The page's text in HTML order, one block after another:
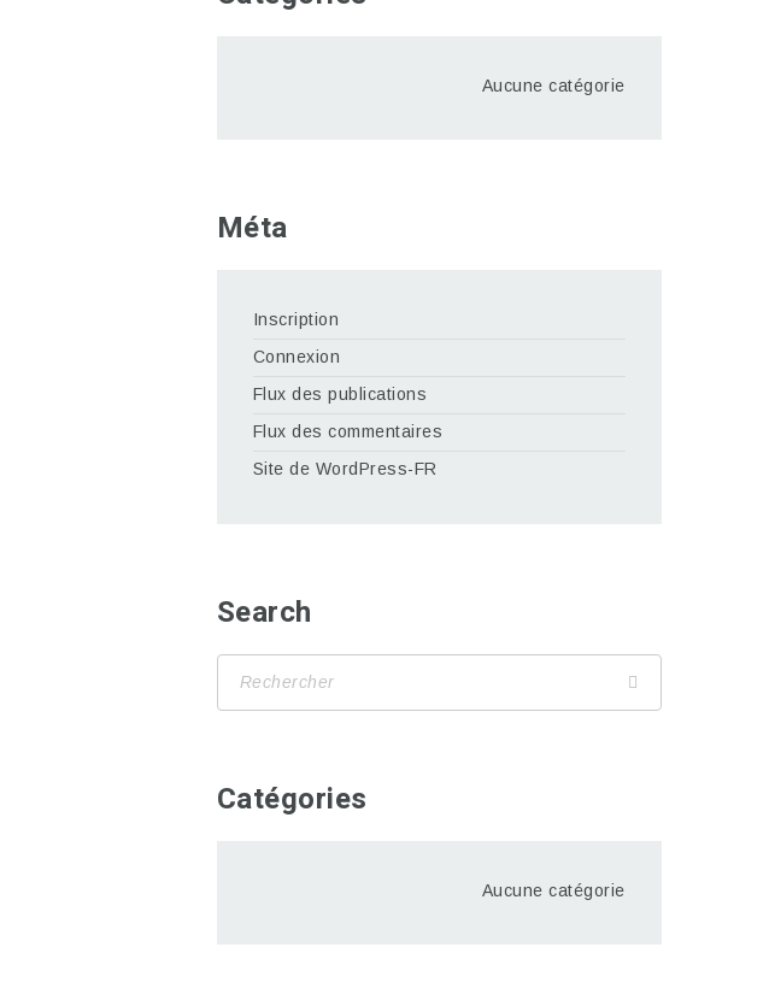
Aucune catégorie
Méta
Inscription
Connexion
Flux des publications
Flux des commentaires
Site de WordPress-FR
Search
Catégories
Aucune catégorie